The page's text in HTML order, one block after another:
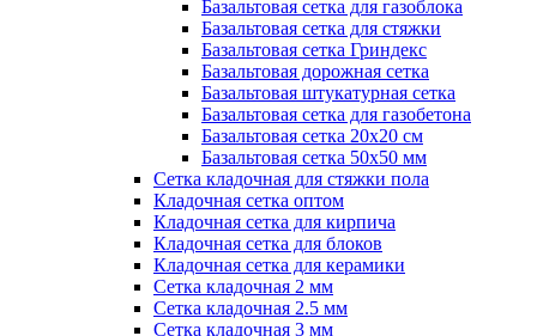
Базальтовая сетка для газоблока
Базальтовая сетка для стяжки
Базальтовая сетка Гриндекс
Базальтовая дорожная сетка
Базальтовая штукатурная сетка
Базальтовая сетка для газобетона
Базальтовая сетка 20x20 см
Базальтовая сетка 50x50 мм
Сетка кладочная для стяжки пола
Кладочная сетка оптом
Кладочная сетка для кирпича
Кладочная сетка для блоков
Кладочная сетка для керамики
Сетка кладочная 2 мм
Сетка кладочная 2.5 мм
Сетка кладочная 3 мм